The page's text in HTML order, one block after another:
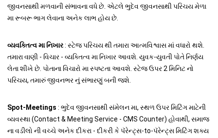
જીવનસાથી મળવાની સંભાવના વધે છે. એટલે ભુદેવ જીવનસાથી પરિચય મેળા
મા રૂબરૂ ભાગ લેવાના અનેક લાભ હોય છે.
વ્યવક્તિત્વ મા નિખાર: સ્ટેજ પરિચય થી તમારા આત્મવિશ્વાસ માં વધારો થશે.
તમારા વાણી - વિચાર - વ્યક્તિત્વ મા નિખાર આવશે. યુવક-યુવતી પોતે નિર્ણય
લેતા શીખે છે. પોતાના વિચારો મા સ્પષ્ટતા આવશે. સ્ટેજ ઉપર 2 મિનિટ નો
પરિચય, તમારું જીવનભર નું સંભારણું બની જશે.
Spot-Meetings : ભુદેવ જીવનસાથી સંમેલન મા, સ્થળ ઉપર મિટિંગ માટેની
વ્યવસ્થા (Contact & Meeting Service - CMS Counter) હોવાથી, સમાજ
ના વડીલો ની વચ્ચે અનેક દીકરા - દીકરી કે પૅરેન્ટ્સ-to-પૅરેન્ટ્સ મિટિંગ શક્ય